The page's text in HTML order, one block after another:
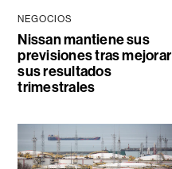
NEGOCIOS
Nissan mantiene sus
previsiones tras mejorar
sus resultados
trimestrales